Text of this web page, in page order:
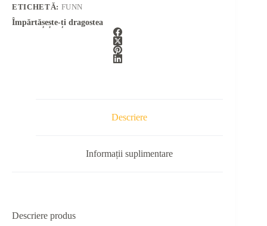
ETICHETĂ: FUNN
Împărtășește-ți dragostea
Descriere
Informații suplimentare
Descriere produs